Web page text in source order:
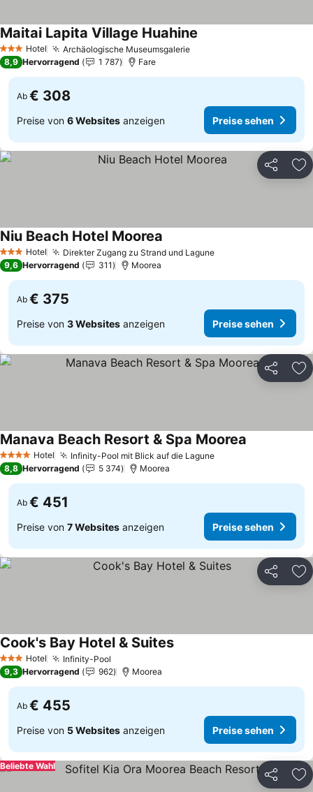
3 SterneHotel Archäologische MuseumsgaleriePreise sehen
Maitai Lapita Village Huahine
8,9 Hervorragend 1 787 Fare
Ab € 308
Preise von 6 Websites anzeigen Preise sehen
Teilen
3 SterneHotel Direkter Zugang zu Strand und LagunePreise sehen
Niu Beach Hotel Moorea
9,6 Hervorragend 311 Moorea
Ab € 375
Preise von 3 Websites anzeigen Preise sehen
Teilen
4 Sterne Hotel Infinity-Pool mit Blick auf die LagunePreise sehen
Manava Beach Resort & Spa Moorea
8,8 Hervorragend 5 374 Moorea
Ab € 451
Preise von 7 Websites anzeigen Preise sehen
Teilen
3 SterneHotel Infinity-Pool
Cook's Bay Hotel & SuitesPreise sehen
9,3 Hervorragend 962 Moorea
Ab € 455
Preise von 5 Websites anzeigen Preise sehen
Teilen
Beliebte Wahl